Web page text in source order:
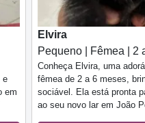
e
em
Elvira
Pequeno | Fêmea | 2
Conheça Elvira, uma
fêmea de 2 a 6 meses,
sociável. Ela está pronta
ao seu novo lar em João